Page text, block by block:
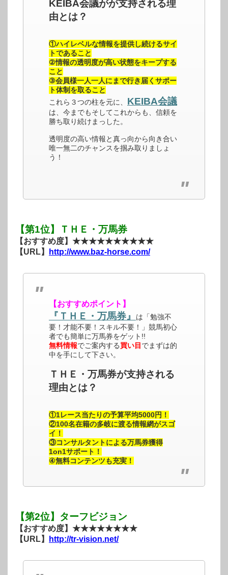
KEIBA会議がが支持される理
由とは？
①ハイレベルな情報を提供し続けるサイ
トであること
②情報の透明度が高い状態をキープする
こと
③会員様一人一人にまで行き届くサポー
ト体制を取ること
これら３つの柱を元に、 KEIBA会議
は、今までもそしてこれからも、信頼を
勝ち取り続けまっした。
透明度の高い情報と真っ向から向き合い
唯一無二のチャンスを掴み取りましょ
う！
【第1位】ＴＨＥ・万馬券
【おすすめ度】★★★★★★★★★★
【URL】
http://www.baz-horse.com/
【おすすめポイント】
『ＴＨＥ・万馬券』
は「勉強不
要！才能不要！スキル不要！」競馬初心
者でも簡単に万馬券をゲット!!
無料情報でご案内する買い目 でまずは的
中を手にして下さい。
ＴＨＥ・万馬券が支持される
理由とは？
①1レース当たりの予算平均5000円！
②100名在籍の多岐に渡る情報網がスゴ
イ！
③コンサルタントによる万馬券獲得
1on1サポート！
④無料コンテンツも充実！
【第2位】ターフビジョン
【おすすめ度】★★★★★★★★
【URL】
http://tr-vision.net/